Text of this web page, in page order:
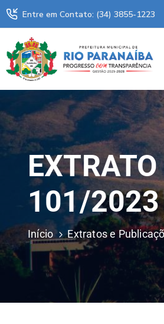
Entre em Contato: (34) 3855-1223
101/
Início Extratos e